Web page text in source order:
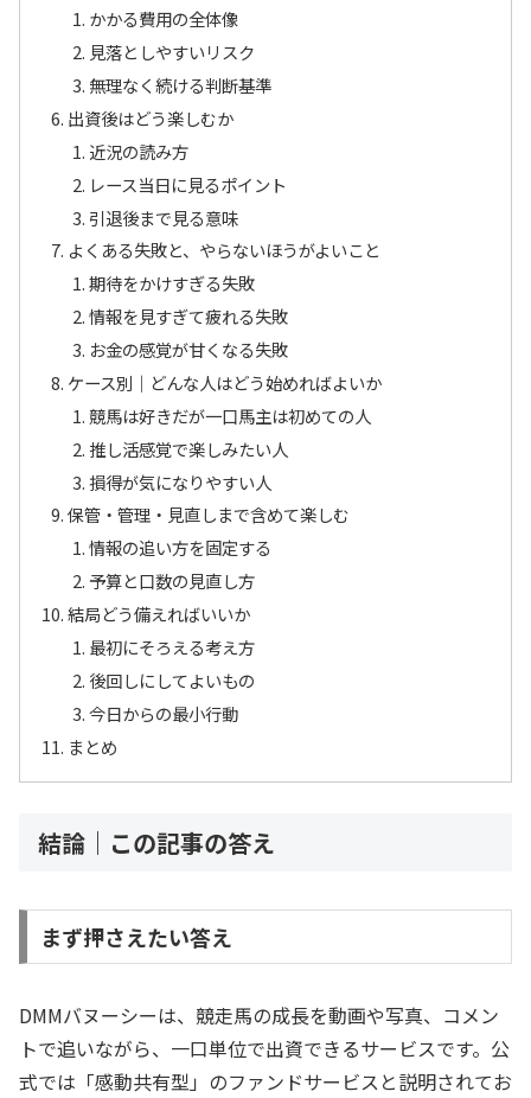
かかる費用の全体像
見落としやすいリスク
無理なく続ける判断基準
出資後はどう楽しむか
近況の読み方
レース当日に見るポイント
引退後まで見る意味
よくある失敗と、やらないほうがよいこと
期待をかけすぎる失敗
情報を見すぎて疲れる失敗
お金の感覚が甘くなる失敗
ケース別｜どんな人はどう始めればよいか
競馬は好きだが一口馬主は初めての人
推し活感覚で楽しみたい人
損得が気になりやすい人
保管・管理・見直しまで含めて楽しむ
情報の追い方を固定する
予算と口数の見直し方
結局どう備えればいいか
最初にそろえる考え方
後回しにしてよいもの
今日からの最小行動
まとめ
結論｜この記事の答え
まず押さえたい答え
DMMバヌーシーは、競走馬の成長を動画や写真、コメン
トで追いながら、一口単位で出資できるサービスです。公
式では「感動共有型」のファンドサービスと説明されてお